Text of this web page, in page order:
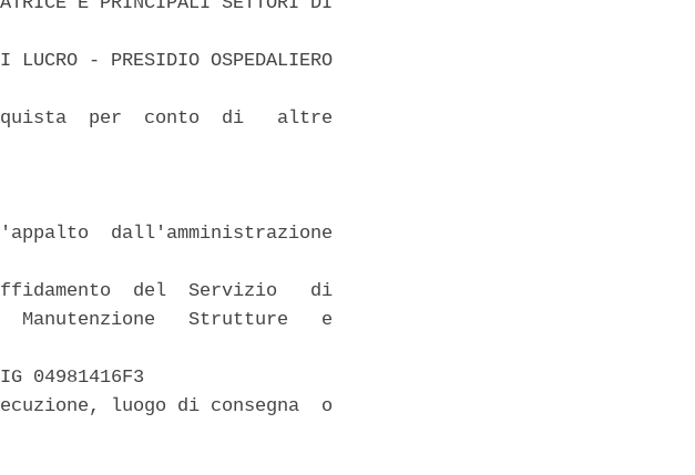
LUCRO - PRESIDIO OSPEDALIERO
per  conto  di   altre
dall'amministrazione
del  Servizio   di
Manutenzione   Strutture   e
04981416F3
luogo di consegna  o